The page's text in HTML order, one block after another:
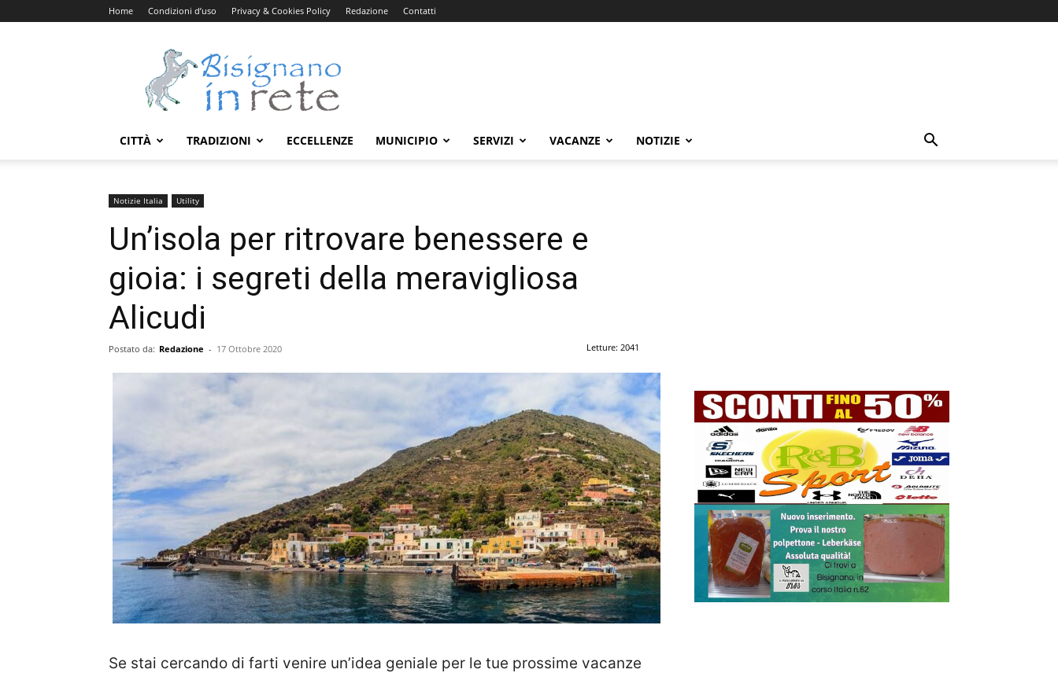
Home Condizioni d’uso Privacy & Cookies Policy Redazione Contatti
Bisignanoinrete.com
CITTÀ TRADIZIONI ECCELLENZE MUNICIPIO SERVIZI VACANZE NOTIZIE
Notizie Italia Utility
Un’isola per ritrovare benessere e
gioia: i segreti della meravigliosa
Alicudi
Postato da: Redazione - 17 Ottobre 2020 Letture: 2041
Se stai cercando di farti venire un’idea geniale per le tue prossime vacanze